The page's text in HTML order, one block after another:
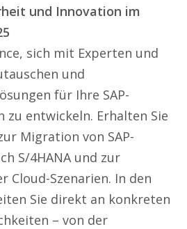
und Innovation im
sich mit Experten und
und
für Ihre SAP-
zu entwickeln. Erhalten Sie
Migration von SAP-
S/4HANA und zur
Cloud-Szenarien. In den
Sie direkt an konkreten
– von der